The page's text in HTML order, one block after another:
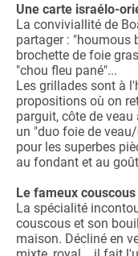
Une carte israélo-
La conviviallité de
partager : "houmous
brochette de foie
"chou fleu pané"...
Les grillades sont à
propositions où on
parguit, côte de
un "duo foie de
pour les superbes
au fondant et au
Le fameux
La spécialité
couscous et son
maison. Décliné en